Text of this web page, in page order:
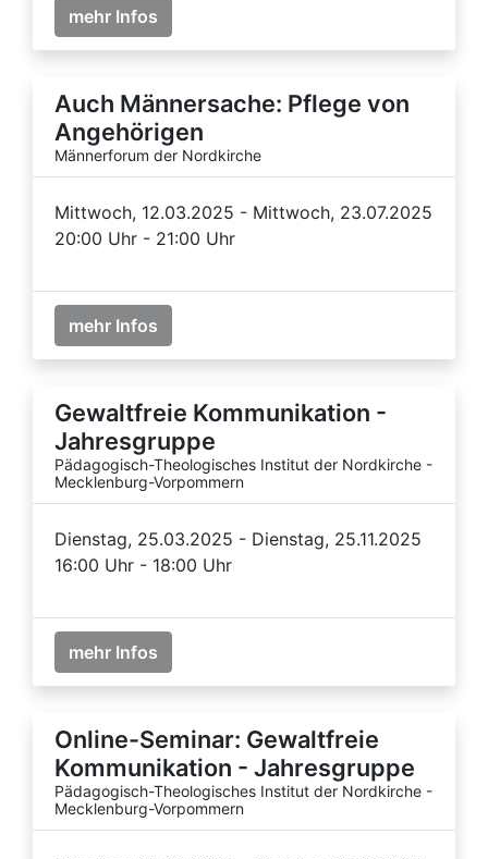
mehr Infos
Auch Männersache: Pflege von
Angehörigen
Männerforum der Nordkirche
Mittwoch, 12.03.2025 - Mittwoch, 23.07.2025
20:00 Uhr - 21:00 Uhr
mehr Infos
Gewaltfreie Kommunikation -
Jahresgruppe
Pädagogisch-Theologisches Institut der Nordkirche -
Mecklenburg-Vorpommern
Dienstag, 25.03.2025 - Dienstag, 25.11.2025
16:00 Uhr - 18:00 Uhr
mehr Infos
Online-Seminar: Gewaltfreie
Kommunikation - Jahresgruppe
Pädagogisch-Theologisches Institut der Nordkirche -
Mecklenburg-Vorpommern